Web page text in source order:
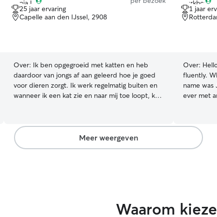
25 jaar ervaring
Capelle aan den IJssel, 2908
Over: Ik ben opgegroeid met katten en heb
daardoor van jongs af aan geleerd hoe je goed
voor dieren zorgt. Ik werk regelmatig buiten en
wanneer ik een kat zie en naar mij toe loopt, krijg
1 jaar
Over:
fluently.
name was
ever met
taught me a
around
as they
i am a law
Meer weergeven
Waarom